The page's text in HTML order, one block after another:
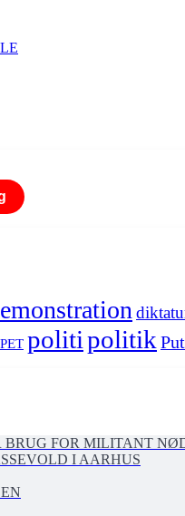
PET politipolitik
BRUG FOR MILITANT
I AARHUS